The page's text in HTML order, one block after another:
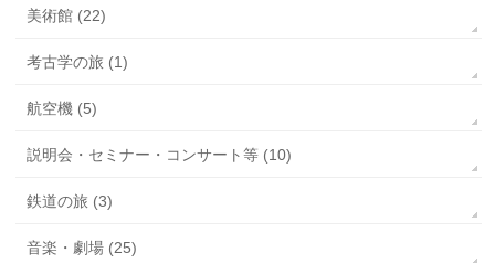
美術館 (22)
考古学の旅 (1)
航空機 (5)
説明会・セミナー・コンサート等 (10)
鉄道の旅 (3)
音楽・劇場 (25)